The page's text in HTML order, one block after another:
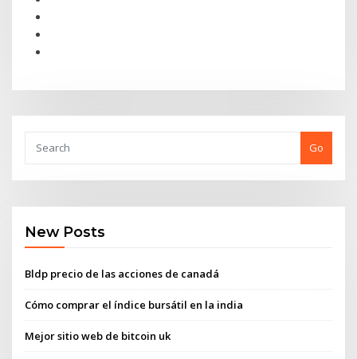
Go
New Posts
Bldp precio de las acciones de canadá
Cómo comprar el índice bursátil en la india
Mejor sitio web de bitcoin uk